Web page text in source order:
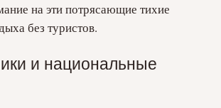
на эти потрясающие тихие
без туристов.
и национальные